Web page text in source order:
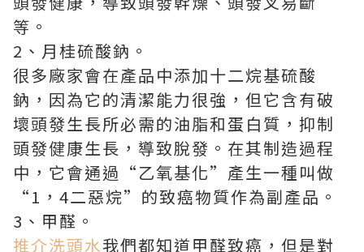
等。
2、月桂硫酸鈉。
很多廠家會在產品中添加十二烷基硫酸
鈉，因為它的清潔能力很強，但它含有破
壞頭發生長所必需的油脂和蛋白質，抑制
頭發健康生長，導致脫發。在其制造過程
中，它會通過“乙氧基化”產生一種叫做
“1，4二惡烷”的致癌物質作為副產品。
3、甲醛。
推介洗頭水我們都知道甲醛致癌，但是對